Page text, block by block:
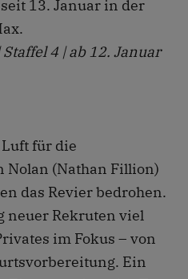
13. Januar in der
4 | ab 12. Januar
für die
Nolan (Nathan Fillion)
das Revier bedrohen.
neuer Rekruten viel
im Fokus – von
Ein